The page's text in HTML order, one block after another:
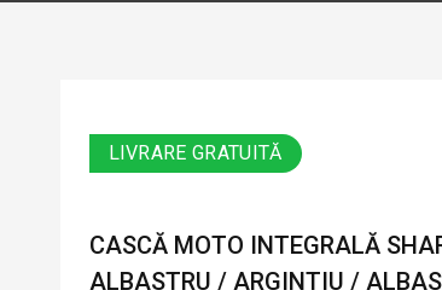
LIVRARE GRATUITĂ
CASCĂ MOTO INTEGRALĂ
ALBASTRU / ARGINTIU /